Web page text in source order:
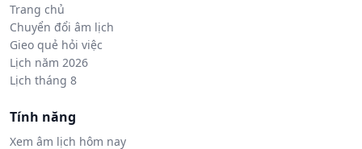
Trang chủ
Chuyển đổi âm lịch
Gieo quẻ hỏi việc
Lịch năm 2026
Lịch tháng 8
Tính năng
Xem âm lịch hôm nay